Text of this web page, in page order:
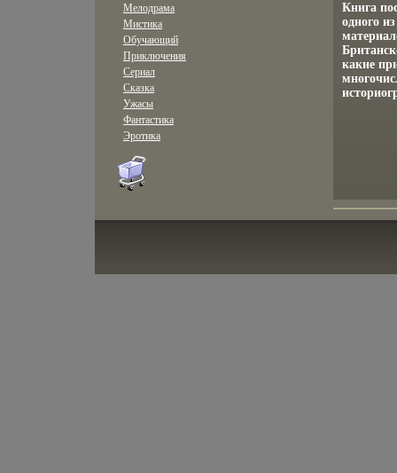
Мелодрама
Мистика
Обучающий
Приключения
Сериал
Сказка
Ужасы
Фантастика
Эротика
Книга
одного
какие